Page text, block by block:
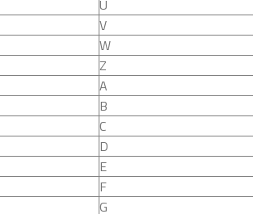
U
V
W
Z
A
B
C
D
E
F
G